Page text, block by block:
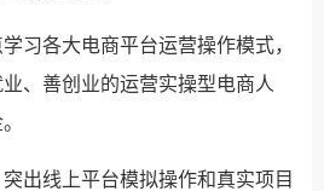
习各大电商平台运营操作模式，
、善创业的运营实操型电商人
出线上平台模拟操作和真实项目